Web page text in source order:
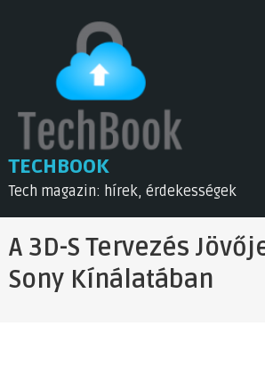
TECHBOOK
Tech magazin: hírek, érdekességek
A 3D-S Tervezés
Sony Kínálatában